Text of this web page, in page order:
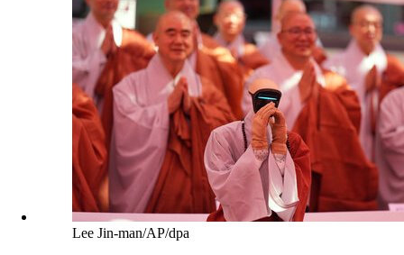
Lee Jin-man/AP/dpa